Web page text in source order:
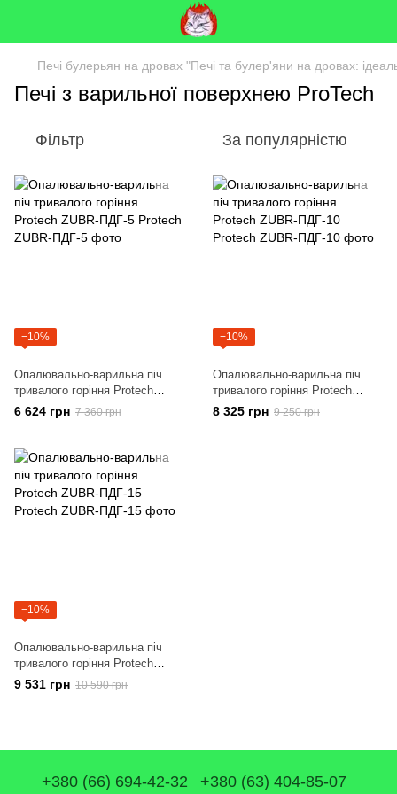
Печі булерьян на дровах "Печі та булер'яни на дровах:
Печі з варильної поверхнею ProTech
Фільтр За популярністю
−10%
Опалювально-варильна піч
тривалого горіння Protech
ZUBR-ПДГ-5
6 624 грн 7 360 грн
−10%
Опалювально-варильна піч
тривалого горіння Protech
ZUBR-ПДГ-10
8 325 грн 9 250 грн
−10%
Опалювально-варильна піч
тривалого горіння Protech
ZUBR-ПДГ-15
9 531 грн 10 590 грн
+380 (66) 694-42-32 +380 (63) 404-85-07